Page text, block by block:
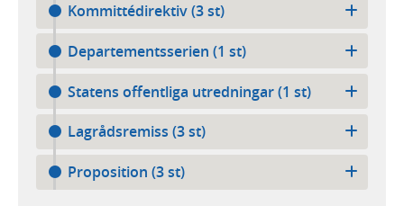
Kommittédirektiv (3 st)
Departementsserien (1 st)
Statens offentliga utredningar (1 st)
Lagrådsremiss (3 st)
Proposition (3 st)